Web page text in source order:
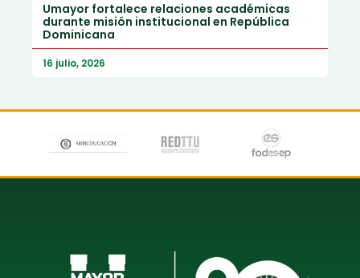
Umayor fortalece relaciones académicas
durante misión institucional en República
Dominicana
16 julio, 2026